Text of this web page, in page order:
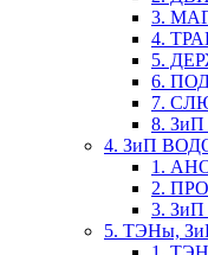
3.
4.
5.
6.
7.
8.
4. ЗиП
1.
2.
3.
5. ТЭНы,